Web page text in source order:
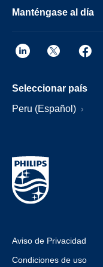
Manténgase al día
Seleccionar país
Peru (Español)
Aviso de Privacidad
Condiciones de uso